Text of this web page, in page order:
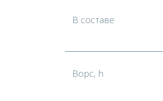
В составе
Ворс, h